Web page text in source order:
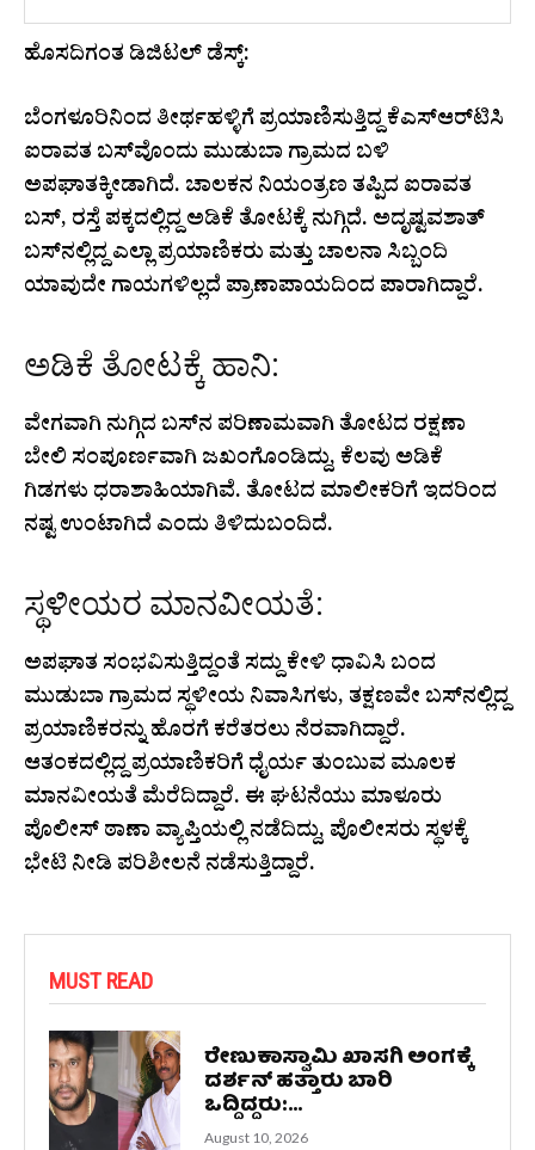
ಹೊಸದಿಗಂತ ಡಿಜಿಟಲ್ ಡೆಸ್ಕ್:
ಬೆಂಗಳೂರಿನಿಂದ ತೀರ್ಥಹಳ್ಳಿಗೆ ಪ್ರಯಾಣಿಸುತ್ತಿದ್ದ ಕೆಎಸ್‌ಆರ್‌ಟಿಸಿ
ಐರಾವತ ಬಸ್‌ವೊಂದು ಮುಡುಬಾ ಗ್ರಾಮದ ಬಳಿ
ಅಪಘಾತಕ್ಕೀಡಾಗಿದೆ. ಚಾಲಕನ ನಿಯಂತ್ರಣ ತಪ್ಪಿದ ಐರಾವತ
ಬಸ್, ರಸ್ತೆ ಪಕ್ಕದಲ್ಲಿದ್ದ ಅಡಿಕೆ ತೋಟಕ್ಕೆ ನುಗ್ಗಿದೆ. ಅದೃಷ್ಟವಶಾತ್
ಬಸ್‌ನಲ್ಲಿದ್ದ ಎಲ್ಲಾ ಪ್ರಯಾಣಿಕರು ಮತ್ತು ಚಾಲನಾ ಸಿಬ್ಬಂದಿ
ಯಾವುದೇ ಗಾಯಗಳಿಲ್ಲದೆ ಪ್ರಾಣಾಪಾಯದಿಂದ ಪಾರಾಗಿದ್ದಾರೆ.
ಅಡಿಕೆ ತೋಟಕ್ಕೆ ಹಾನಿ:
ವೇಗವಾಗಿ ನುಗ್ಗಿದ ಬಸ್‌ನ ಪರಿಣಾಮವಾಗಿ ತೋಟದ ರಕ್ಷಣಾ
ಬೇಲಿ ಸಂಪೂರ್ಣವಾಗಿ ಜಖಂಗೊಂಡಿದ್ದು, ಕೆಲವು ಅಡಿಕೆ
ಗಿಡಗಳು ಧರಾಶಾಹಿಯಾಗಿವೆ. ತೋಟದ ಮಾಲೀಕರಿಗೆ ಇದರಿಂದ
ನಷ್ಟ ಉಂಟಾಗಿದೆ ಎಂದು ತಿಳಿದುಬಂದಿದೆ.
ಸ್ಥಳೀಯರ ಮಾನವೀಯತೆ:
ಅಪಘಾತ ಸಂಭವಿಸುತ್ತಿದ್ದಂತೆ ಸದ್ದು ಕೇಳಿ ಧಾವಿಸಿ ಬಂದ
ಮುಡುಬಾ ಗ್ರಾಮದ ಸ್ಥಳೀಯ ನಿವಾಸಿಗಳು, ತಕ್ಷಣವೇ ಬಸ್‌ನಲ್ಲಿದ್ದ
ಪ್ರಯಾಣಿಕರನ್ನು ಹೊರಗೆ ಕರೆತರಲು ನೆರವಾಗಿದ್ದಾರೆ.
ಆತಂಕದಲ್ಲಿದ್ದ ಪ್ರಯಾಣಿಕರಿಗೆ ಧೈರ್ಯ ತುಂಬುವ ಮೂಲಕ
ಮಾನವೀಯತೆ ಮೆರೆದಿದ್ದಾರೆ. ಈ ಘಟನೆಯು ಮಾಳೂರು
ಪೊಲೀಸ್ ಠಾಣಾ ವ್ಯಾಪ್ತಿಯಲ್ಲಿ ನಡೆದಿದ್ದು, ಪೊಲೀಸರು ಸ್ಥಳಕ್ಕೆ
ಭೇಟಿ ನೀಡಿ ಪರಿಶೀಲನೆ ನಡೆಸುತ್ತಿದ್ದಾರೆ.
MUST READ
ರೇಣುಕಾಸ್ವಾಮಿ ಖಾಸಗಿ ಅಂಗಕ್ಕೆ
ದರ್ಶನ್‌ ಹತ್ತಾರು ಬಾರಿ
ಒದ್ದಿದ್ದರು:...
August 10, 2026